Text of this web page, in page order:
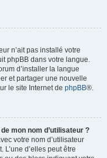
n’ait pas installé votre
phpBB dans votre langue.
d’installer la langue
et partager une nouvelle
le site Internet de phpBB®.
mon nom d’utilisateur ?
votre nom d’utilisateur
L’une d’elles peut être